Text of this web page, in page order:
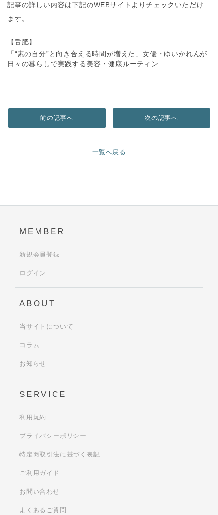
記事の詳しい内容は下記のWEBサイトよりチェックいただけ
ます。
【舌肥】
「“素の自分”と向き合える時間が増えた」女優・ゆいかれんが
日々の暮らしで実践する美容・健康ルーティン
前の記事へ
一覧へ戻る
次の記事へ
MEMBER
新規会員登録
ログイン
ABOUT
当サイトについて
コラム
お知らせ
SERVICE
利用規約
プライバシーポリシー
特定商取引法に基づく表記
ご利用ガイド
お問い合わせ
よくあるご質問